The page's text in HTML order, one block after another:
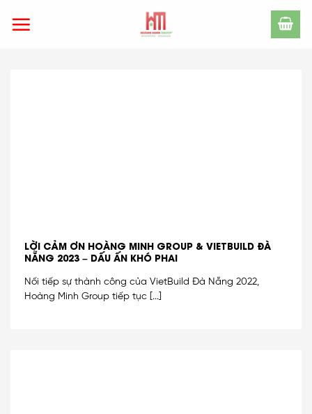
LỜI CẢM ƠN HOÀNG MINH GROUP & VIETBUILD ĐÀ
NẴNG 2023 – DẤU ẤN KHÓ PHAI
Nối tiếp sự thành công của VietBuild Đà Nẵng 2022,
Hoàng Minh Group tiếp tục [...]